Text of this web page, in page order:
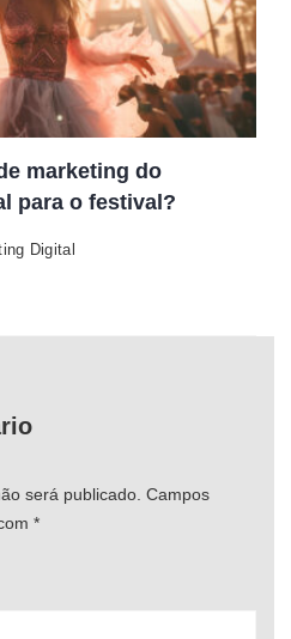
marketing do
para o festival?
Digital
será publicado. Campos
*